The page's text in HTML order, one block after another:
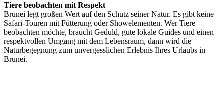
Tiere beobachten mit Respekt
Brunei legt großen Wert auf den Schutz seiner Natur. Es gibt keine
Safari-Touren mit Fütterung oder Showelementen. Wer Tiere
beobachten möchte, braucht Geduld, gute lokale Guides und einen
respektvollen Umgang mit dem Lebensraum, dann wird die
Naturbegegnung zum unvergesslichen Erlebnis Ihres Urlaubs in
Brunei.